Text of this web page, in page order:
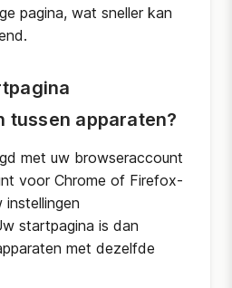
pagina, wat sneller kan
tussen apparaten?
met uw browseraccount
voor Chrome of Firefox-
startpagina is dan
met dezelfde